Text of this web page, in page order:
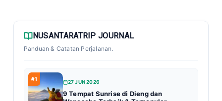
NUSANTARATRIP JOURNAL
Panduan & Catatan Perjalanan.
#1
27 JUN 2026
9 Tempat Sunrise di Dieng dan